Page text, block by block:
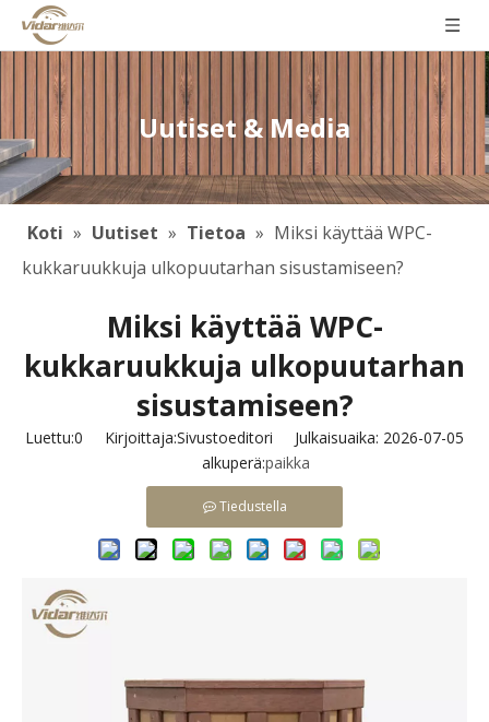
Uutiset & Media
Koti » Uutiset » Tietoa » Miksi käyttää WPC-
kukkaruukkuja ulkopuutarhan sisustamiseen?
Miksi käyttää WPC-
kukkaruukkuja ulkopuutarhan
sisustamiseen?
Luettu:0 Kirjoittaja:Sivustoeditori Julkaisuaika: 2026-07-05
alkuperä:paikka
Tiedustella